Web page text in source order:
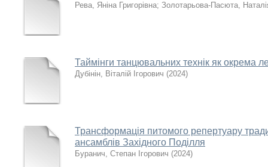
Рева, Яніна Григорівна; Золотарьова-Пасюта,
Таймінги танцювальних технік як окрема
Дубінін, Віталій Ігорович (2024)
Трансформація питомого репертуару
ансамблів Західного Поділля
Буранич, Степан Ігорович (2024)